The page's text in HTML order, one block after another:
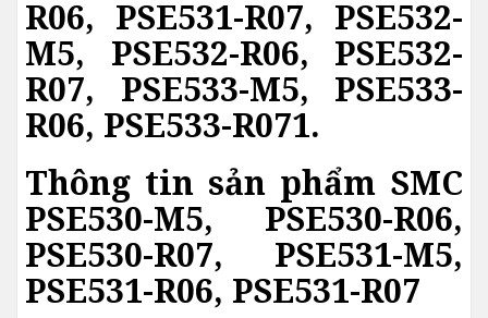
R06, PSE531-R07, PSE532-
M5, PSE532-R06, PSE532-
R07, PSE533-M5, PSE533-
R06, PSE533-R071.
Thông tin sản phẩm SMC
PSE530-M5, PSE530-R06,
PSE530-R07, PSE531-M5,
PSE531-R06, PSE531-R07